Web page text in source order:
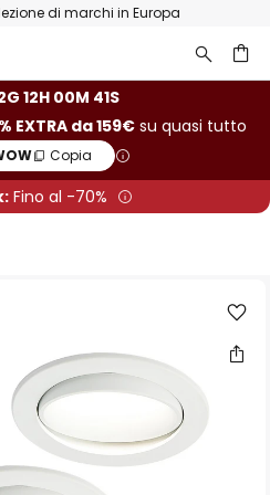
di marchi in Europa
12H 00M 41S
EXTRA da 159€ su quasi tutto
Copia
Fino al -70%